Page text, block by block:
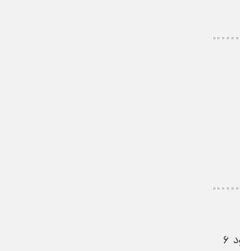
قیمت گوشی‌های شیائومی در بازار ایران امروز سه‌شنبه ۵ اسفند ۱۴۰۴ حدوداً از حدود ۶